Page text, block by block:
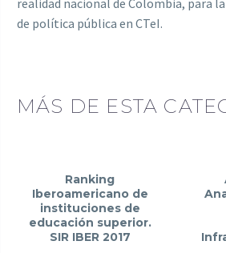
de política pública en CTeI.
MÁS DE ESTA
Ranking
Iberoamericano de
instituciones de
educación superior.
SIR IBER 2017